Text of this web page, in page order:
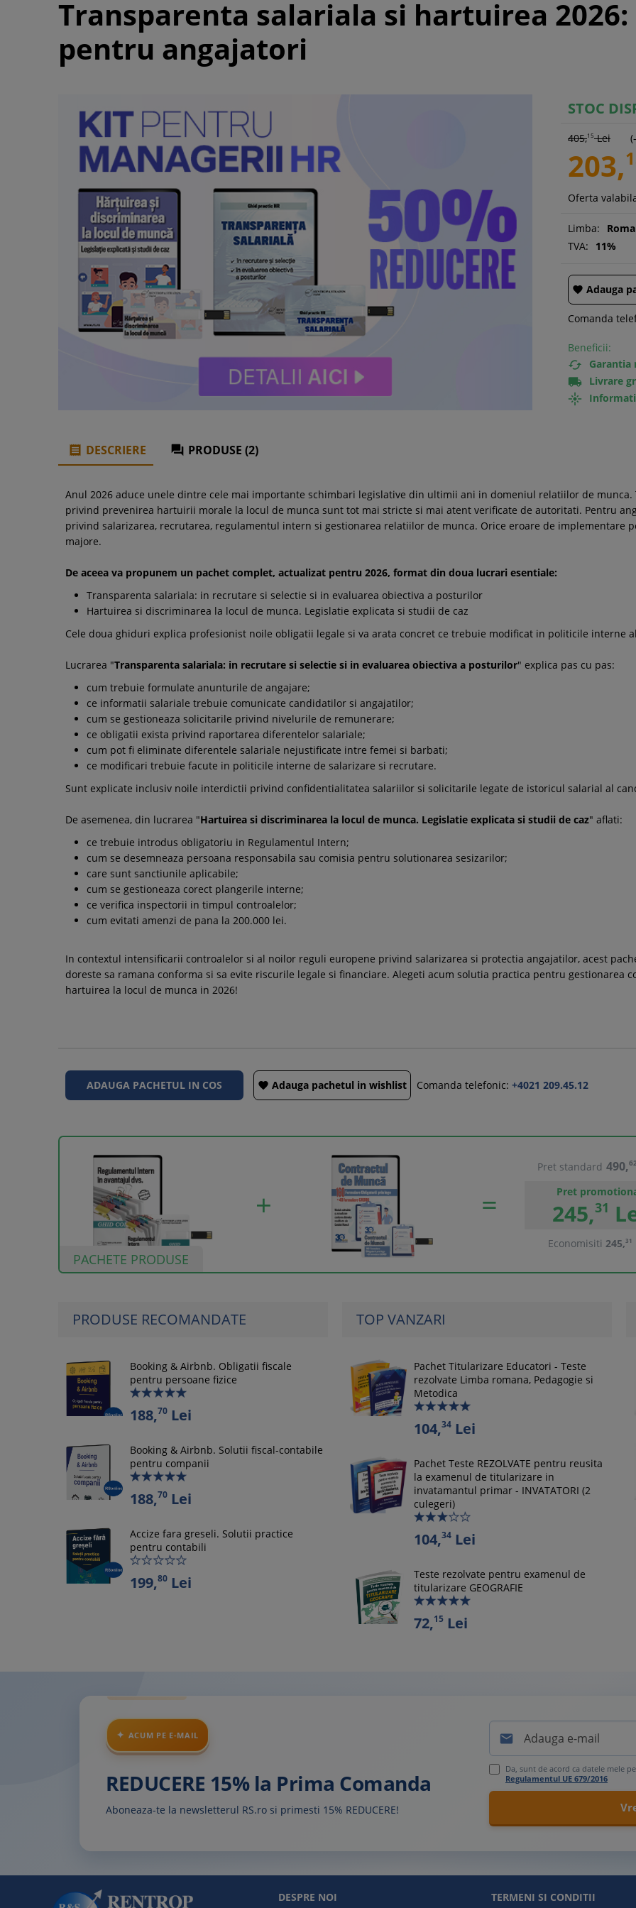
Transparenta salariala si hartuirea
pentru angajatori
STOC
405,15Lei
203,
Oferta
Limba:
TVA:
11%
 Adauga
Comanda
Beneficii:

 Livrare

 DESCRIERE  PRODUSE (2)
Anul 2026 aduce unele dintre cele mai importante schimbari legislative din ultimii ani in domeniul relatiilor de
privind prevenirea hartuirii morale la locul de munca sunt tot mai stricte si mai atent verificate de autoritati. Pentru
privind salarizarea, recrutarea, regulamentul intern si gestionarea relatiilor de munca. Orice eroare de implementare
majore.
De aceea va propunem un pachet complet, actualizat pentru 2026, format din doua lucrari esentiale:
Transparenta salariala: in recrutare si selectie si in evaluarea obiectiva a posturilor
Hartuirea si discriminarea la locul de munca. Legislatie explicata si studii de caz
Cele doua ghiduri explica profesionist noile obligatii legale si va arata concret ce trebuie modificat in politicile interne
Lucrarea "Transparenta salariala: in recrutare si selectie si in evaluarea obiectiva a posturilor" explica pas cu pas:
cum trebuie formulate anunturile de angajare;
ce informatii salariale trebuie comunicate candidatilor si angajatilor;
cum se gestioneaza solicitarile privind nivelurile de remunerare;
ce obligatii exista privind raportarea diferentelor salariale;
cum pot fi eliminate diferentele salariale nejustificate intre femei si barbati;
ce modificari trebuie facute in politicile interne de salarizare si recrutare.
Sunt explicate inclusiv noile interdictii privind confidentialitatea salariilor si solicitarile legate de istoricul salarial al
De asemenea, din lucrarea "Hartuirea si discriminarea la locul de munca. Legislatie explicata si studii de caz" aflati:
ce trebuie introdus obligatoriu in Regulamentul Intern;
cum se desemneaza persoana responsabila sau comisia pentru solutionarea sesizarilor;
care sunt sanctiunile aplicabile;
cum se gestioneaza corect plangerile interne;
ce verifica inspectorii in timpul controalelor;
cum evitati amenzi de pana la 200.000 lei.
In contextul intensificarii controalelor si al noilor reguli europene privind salarizarea si protectia angajatilor, acest
doreste sa ramana conforma si sa evite riscurile legale si financiare. Alegeti acum solutia practica pentru gestionarea
hartuirea la locul de munca in 2026!
 Adauga pachetul in wishlist Comanda telefonic: +4021 209.45.12
PACHETE PRODUSE
Pret standard 490,62
Pret
245,31
Economisiti 245,31
PRODUSE RECOMANDATE
Booking & Airbnb. Obligatii fiscale
pentru persoane fizice
188,70 Lei
Booking & Airbnb. Solutii fiscal-contabile
pentru companii
188,70 Lei
Accize fara greseli. Solutii practice
pentru contabili
199,80 Lei
TOP VANZARI
Pachet Titularizare Educatori - Teste
rezolvate Limba romana, Pedagogie si
Metodica
104,34Lei
Pachet Teste REZOLVATE pentru reusita
la examenul de titularizare in
invatamantul primar - INVATATORI (2
culegeri)
104,34Lei
Teste rezolvate pentru examenul de
titularizare GEOGRAFIE
72,15Lei
ACUM PE E-MAIL
REDUCERE 15% la Prima Comanda
Aboneaza-te la newsletterul RS.ro si primesti 15% REDUCERE!

Da, sunt de acord ca datele mele
Regulamentul UE 679/2016
DESPRE NOI TERMENI SI CONDITII